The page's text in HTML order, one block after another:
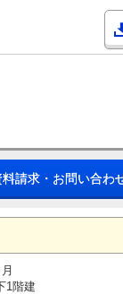
料請求・お問い合わ
1階建